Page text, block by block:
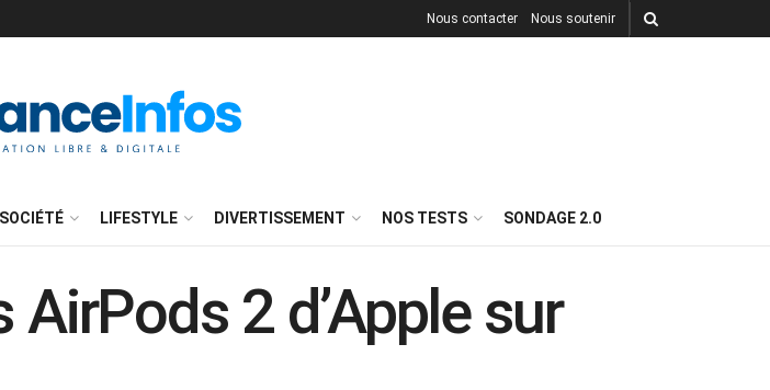
Nous contacter Nous soutenir
SOCIÉTÉ LIFESTYLE DIVERTISSEMENT NOS TESTS SONDAGE 2.0
2 d’Apple sur